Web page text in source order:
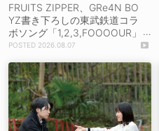
FRUITS ZIPPER、GRe4N BO
YZ書き下ろしの東武鉄道コラ
ボソング「1,2,3,FOOOOUR」
をリリース＆MV公開！
2026.08.07